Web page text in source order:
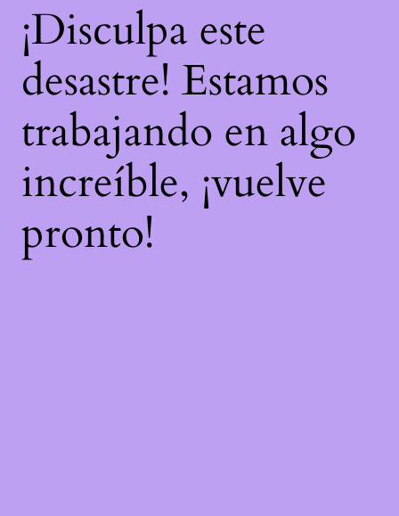
¡Disculpa este
desastre! Estamos
trabajando en algo
increíble, ¡vuelve
pronto!